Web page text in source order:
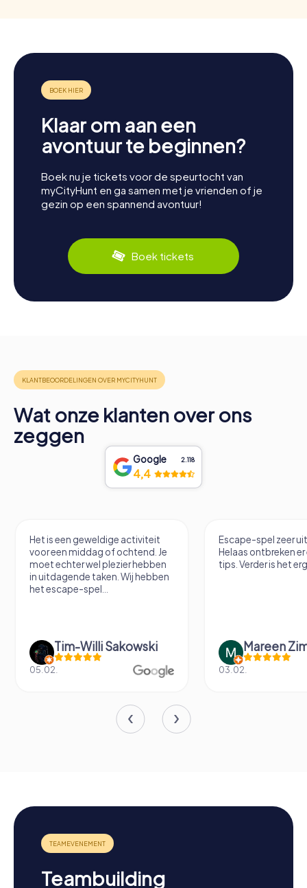
Klaar om aan een
avontuur te beginnen?
Boek nu je tickets voor de speurtocht van
myCityHunt en ga samen met je vrienden of je
gezin op een spannend avontuur!
Boek tickets
Wat onze klanten over ons
zeggen
Google 2.118
4,4
Het is een geweldige activiteit
voor een middag of ochtend. Je
moet echter wel plezier hebben
in uitdagende taken. Wij hebben
het escape-spel...
Tim-Willi Sakowski
05.02.
Escape-spel zeer
Helaas ontbreken er
tips. Verder is het
Mareen
03.02.
Teambuilding